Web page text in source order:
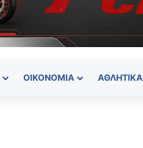
ΟΙΚΟΝΟΜΊΑ ΑΘΛΗΤΙΚΆ